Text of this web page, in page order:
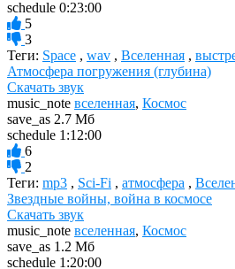
schedule 0:23:00
5
3
Теги: Space , wav , Вселенная ,
Атмосфера погружения (глубина)
Скачать звук
music_note вселенная, Космос
save_as 2.7 Мб
schedule 1:12:00
6
2
Теги: mp3 , Sci-Fi , атмосфера ,
Звездные войны, война в космосе
Скачать звук
music_note вселенная, Космос
save_as 1.2 Мб
schedule 1:20:00